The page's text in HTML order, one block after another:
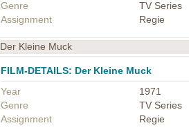
Genre
TV Series
Assignment
Regie
Der Kleine Muck
FILM-DETAILS: Der Kleine Muck
Year
1971
Genre
TV Series
Assignment
Regie